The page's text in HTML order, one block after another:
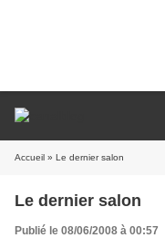
Accueil » Le dernier salon
Le dernier salon
Publié le 08/06/2008 à 00:57